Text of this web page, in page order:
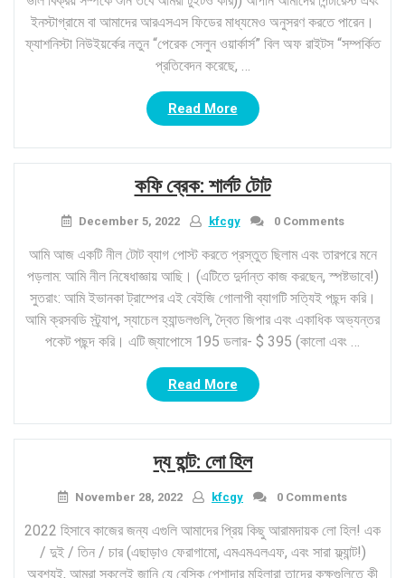
ইনস্টাগ্রামে বা আমাদের আরএসএস ফিডের মাধ্যমেও অনুসরণ করতে পারেন।
ফ্যাশনিস্টা নিউইয়র্কের নতুন “পেরেক সেলুন ওয়ার্কার্স” বিল অফ রাইটস “সম্পর্কিত
প্রতিবেদন করেছে, …
Read More“এই
পোস্টগুলির
মতো
সাপ্তাহিক
নিউজ
কফি ব্রেক: শার্লট টোট
December 5, 2022 kfcgy 0 Comments
আমি আজ একটি নীল টোট ব্যাগ পোস্ট করতে প্রস্তুত ছিলাম এবং তারপরে মনে
পড়লাম: আমি নীল নিষেধাজ্ঞায় আছি। (এটিতে দুর্দান্ত কাজ করছেন, স্পষ্টভাবে!)
সুতরাং: আমি ইভানকা ট্রাম্পের এই বেইজি গোলাপী ব্যাগটি সত্যিই পছন্দ করি।
আমি ক্রসবডি স্ট্র্যাপ, স্যাচেল হ্যান্ডলগুলি, দ্বৈত জিপার এবং একাধিক অভ্যন্তর
পকেট পছন্দ করি। এটি জ্যাপোসে 195 ডলার- $ 395 (কালো এবং …
Read More“কফি
ব্রেক:
শার্লট
টোট”
দ্য হান্ট: লো হিল
November 28, 2022 kfcgy 0 Comments
2022 হিসাবে কাজের জন্য এগুলি আমাদের প্রিয় কিছু আরামদায়ক লো হিল! এক
/ দুই / তিন / চার (এছাড়াও ফেরাগামো, এমএমএলএফ, এবং সারা ফ্ল্যান্ট!)
অবশ্যই, আমরা সকলেই জানি যে বেসিক পেশাদার মহিলারা তাদের কক্ষগুলিতে কী